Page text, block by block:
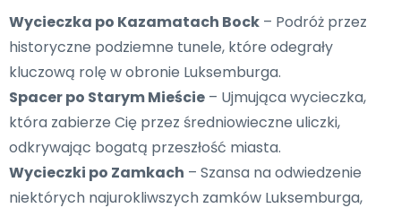
Wycieczka po Kazamatach Bock – Podróż przez
historyczne podziemne tunele, które odegrały
kluczową rolę w obronie Luksemburga.
Spacer po Starym Mieście – Ujmująca wycieczka,
która zabierze Cię przez średniowieczne uliczki,
odkrywając bogatą przeszłość miasta.
Wycieczki po Zamkach – Szansa na odwiedzenie
niektórych najurokliwszych zamków Luksemburga,